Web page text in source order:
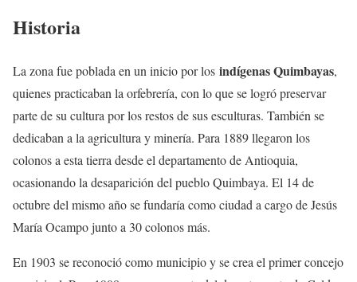
Historia
La zona fue poblada en un inicio por los indígenas Quimbayas,
quienes practicaban la orfebrería, con lo que se logró preservar
parte de su cultura por los restos de sus esculturas. También se
dedicaban a la agricultura y minería. Para 1889 llegaron los
colonos a esta tierra desde el departamento de Antioquia,
ocasionando la desaparición del pueblo Quimbaya. El 14 de
octubre del mismo año se fundaría como ciudad a cargo de Jesús
María Ocampo junto a 30 colonos más.
En 1903 se reconoció como municipio y se crea el primer concejo